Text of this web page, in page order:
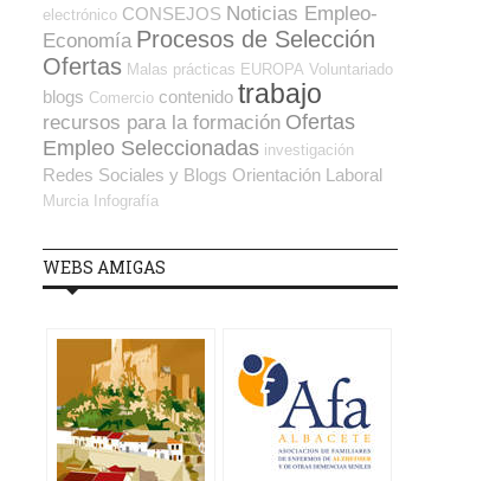
electrónico CONSEJOS Noticias Empleo-
Economía Procesos de Selección
Ofertas Malas prácticas EUROPA Voluntariado
blogs Comercio contenido trabajo
recursos para la formación Ofertas
Empleo Seleccionadas investigación
Redes Sociales y Blogs Orientación Laboral
Murcia Infografía
WEBS AMIGAS